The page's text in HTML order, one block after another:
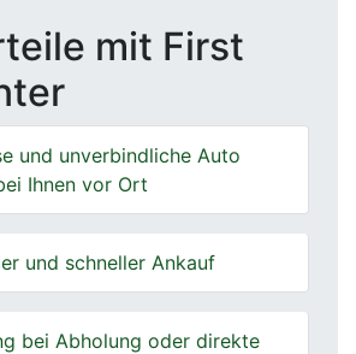
mit First
und unverbindliche Auto
Ihnen vor Ort
und schneller Ankauf
bei Abholung oder direkte